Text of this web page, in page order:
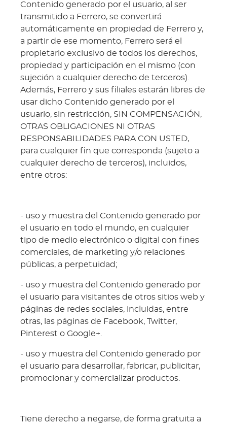
Contenido generado por el usuario, al ser
transmitido a Ferrero, se convertirá
automáticamente en propiedad de Ferrero y,
a partir de ese momento, Ferrero será el
propietario exclusivo de todos los derechos,
propiedad y participación en el mismo (con
sujeción a cualquier derecho de terceros).
Además, Ferrero y sus filiales estarán libres de
usar dicho Contenido generado por el
usuario, sin restricción, SIN COMPENSACIÓN,
OTRAS OBLIGACIONES NI OTRAS
RESPONSABILIDADES PARA CON USTED,
para cualquier fin que corresponda (sujeto a
cualquier derecho de terceros), incluidos,
entre otros:
- uso y muestra del Contenido generado por
el usuario en todo el mundo, en cualquier
tipo de medio electrónico o digital con fines
comerciales, de marketing y/o relaciones
públicas, a perpetuidad;
- uso y muestra del Contenido generado por
el usuario para visitantes de otros sitios web y
páginas de redes sociales, incluidas, entre
otras, las páginas de Facebook, Twitter,
Pinterest o Google+.
- uso y muestra del Contenido generado por
el usuario para desarrollar, fabricar, publicitar,
promocionar y comercializar productos.
Tiene derecho a negarse, de forma gratuita a